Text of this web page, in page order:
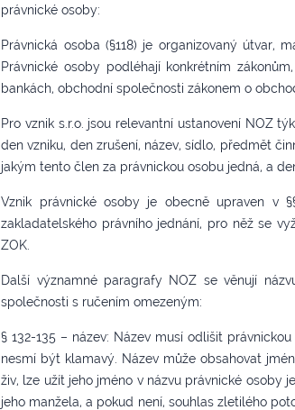
právnické osoby:
Právnická osoba (§118) je organizovaný útvar,
Právnické osoby podléhají konkrétním
bankách, obchodní společnosti zákonem o
Pro vznik s.r.o. jsou relevantní ustanovení NOZ
den vzniku, den zrušení, název, sídlo, předmět
jakým tento člen za právnickou osobu jedná, a
Vznik právnické osoby je obecně upraven v
zakladatelského právního jednání, pro něž se
ZOK.
Další významné paragrafy NOZ se věnují
společnosti s ručením omezeným:
§ 132-135 – název: Název musí odlišit
nesmí být klamavý. Název může obsahovat
živ, lze užít jeho jméno v názvu právnické osoby
jeho manžela, a pokud není, souhlas zletilého